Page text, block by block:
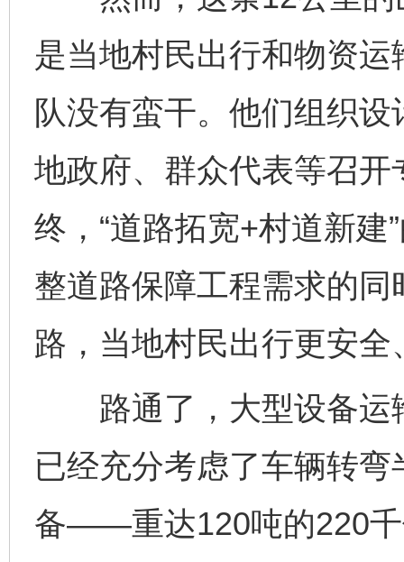
是当地村民出行和物资
队没有蛮干。他们组织
地政府、群众代表等召
终，“道路拓宽+村道新
整道路保障工程需求的
路，当地村民出行更安全
路通了，大型设备运
已经充分考虑了车辆转
备——重达120吨的220千